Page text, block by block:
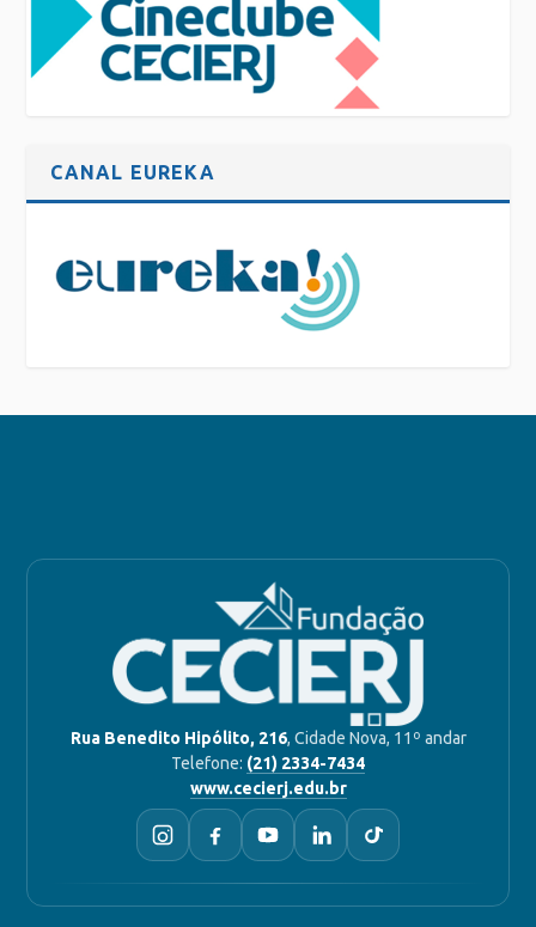
CANAL EUREKA
Rua Benedito Hipólito, 216, Cidade Nova, 11º andar
Telefone: (21) 2334-7434
www.cecierj.edu.br